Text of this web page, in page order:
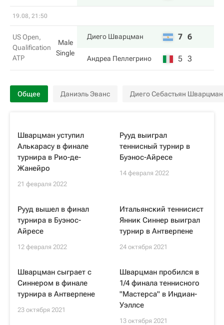
19.08, 21:50
US Open,
Qualification
ATP
Male
Single
Диего Шварцман 7 6
Андреа Пеллегрино 5 3
Общее Даниэль Эванс Диего Себастьян Шварцман
Шварцман уступил
Алькарасу в финале
турнира в Рио-де-
Жанейро
21 февраля 2022
Рууд выиграл
теннисный турнир в
Буэнос-Айресе
14 февраля 2022
Рууд вышел в финал
турнира в Буэнос-
Айресе
12 февраля 2022
Итальянский теннисист
Янник Синнер выиграл
турнир в Антверпене
24 октября 2021
Шварцман сыграет с
Синнером в финале
турнира в Антверпене
23 октября 2021
Шварцман пробился в
1/4 финала теннисного
"Мастерса" в Индиан-
Уэллсе
13 октября 2021